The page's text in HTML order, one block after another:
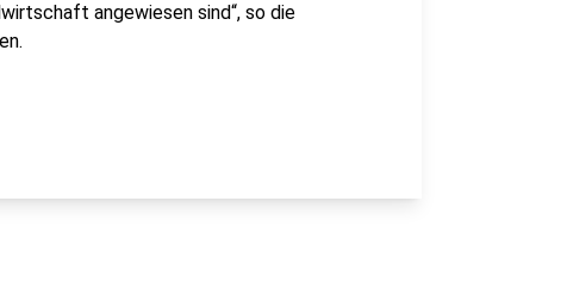
angewiesen sind“, so die